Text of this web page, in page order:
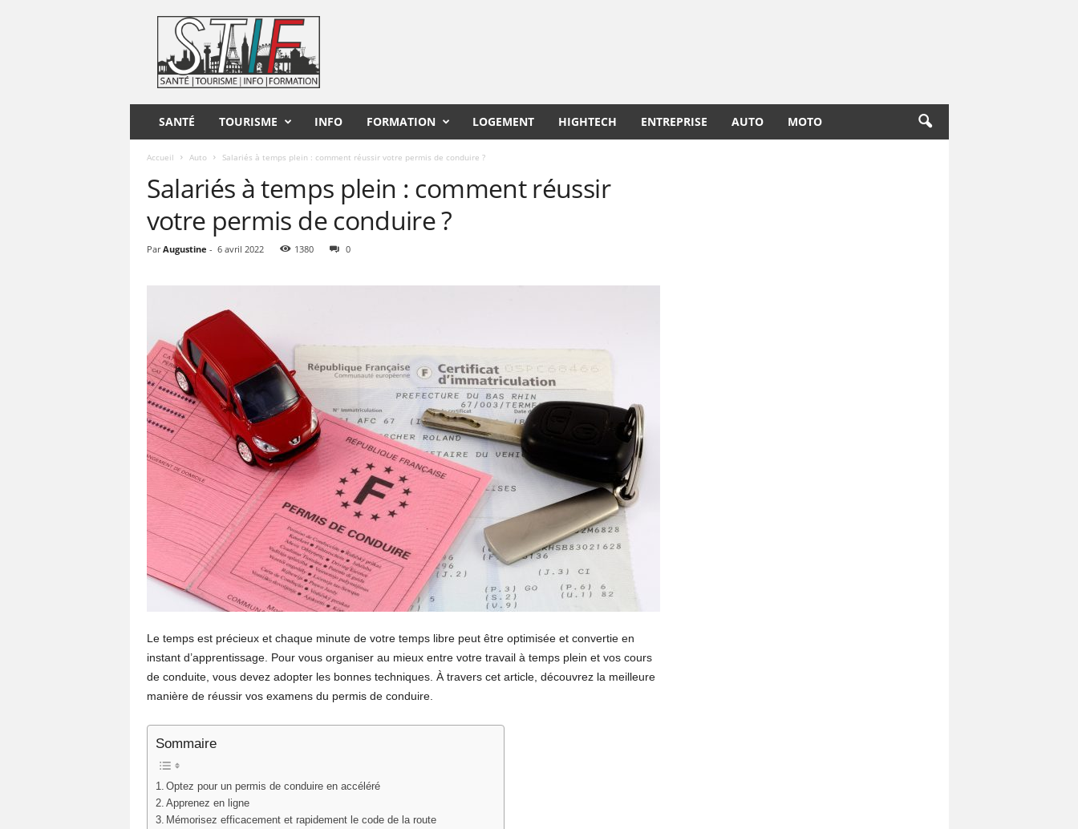
SANTÉ TOURISME INFO FORMATION LOGEMENT HIGHTECH ENTREPRISE AUTO MOTO
Accueil Auto Salariés à temps plein : comment réussir votre permis de conduire ?
Salariés à temps plein : comment réussir
votre permis de conduire ?
Par Augustine - 6 avril 2022 1380 0
Le temps est précieux et chaque minute de votre temps libre peut être optimisée et convertie en
instant d’apprentissage. Pour vous organiser au mieux entre votre travail à temps plein et vos cours
de conduite, vous devez adopter les bonnes techniques. À travers cet article, découvrez la meilleure
manière de réussir vos examens du permis de conduire.
Sommaire
Optez pour un permis de conduire en accéléré
Apprenez en ligne
Mémorisez efficacement et rapidement le code de la route